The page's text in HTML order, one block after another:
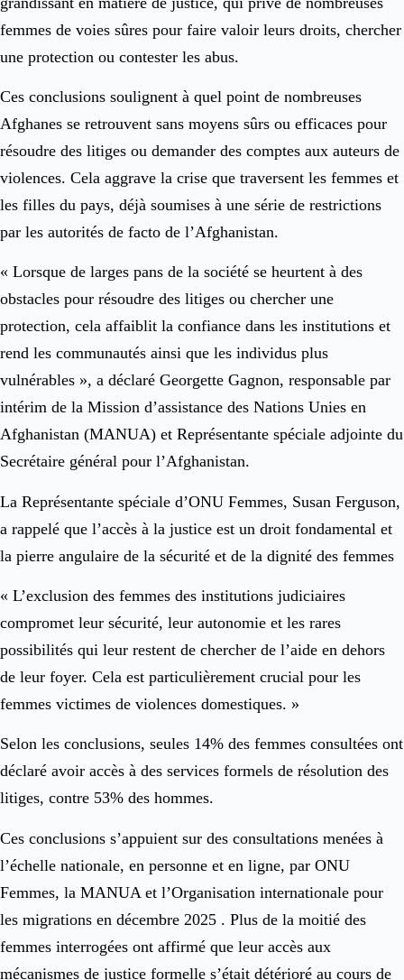
femmes de voies sûres pour faire valoir leurs droits, chercher
une protection ou contester les abus.
Ces conclusions soulignent à quel point de nombreuses
Afghanes se retrouvent sans moyens sûrs ou efficaces pour
résoudre des litiges ou demander des comptes aux auteurs de
violences. Cela aggrave la crise que traversent les femmes et
les filles du pays, déjà soumises à une série de restrictions
par les autorités de facto de l’Afghanistan.
« Lorsque de larges pans de la société se heurtent à des
obstacles pour résoudre des litiges ou chercher une
protection, cela affaiblit la confiance dans les institutions et
rend les communautés ainsi que les individus plus
vulnérables », a déclaré Georgette Gagnon, responsable par
intérim de la Mission d’assistance des Nations Unies en
Afghanistan (MANUA) et Représentante spéciale adjointe du
Secrétaire général pour l’Afghanistan.
La Représentante spéciale d’ONU Femmes, Susan Ferguson,
a rappelé que l’accès à la justice est un droit fondamental et
la pierre angulaire de la sécurité et de la dignité des femmes
« L’exclusion des femmes des institutions judiciaires
compromet leur sécurité, leur autonomie et les rares
possibilités qui leur restent de chercher de l’aide en dehors
de leur foyer. Cela est particulièrement crucial pour les
femmes victimes de violences domestiques. »
Selon les conclusions, seules 14% des femmes consultées ont
déclaré avoir accès à des services formels de résolution des
litiges, contre 53% des hommes.
Ces conclusions s’appuient sur des consultations menées à
l’échelle nationale, en personne et en ligne, par ONU
Femmes, la MANUA et l’Organisation internationale pour
les migrations en décembre 2025 . Plus de la moitié des
femmes interrogées ont affirmé que leur accès aux
mécanismes de justice formelle s’était détérioré au cours de